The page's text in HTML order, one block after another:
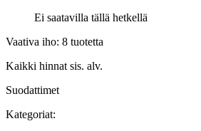
Ei saatavilla tällä hetkellä
Vaativa iho: 8 tuotetta
Kaikki hinnat sis. alv.
Suodattimet
Kategoriat: